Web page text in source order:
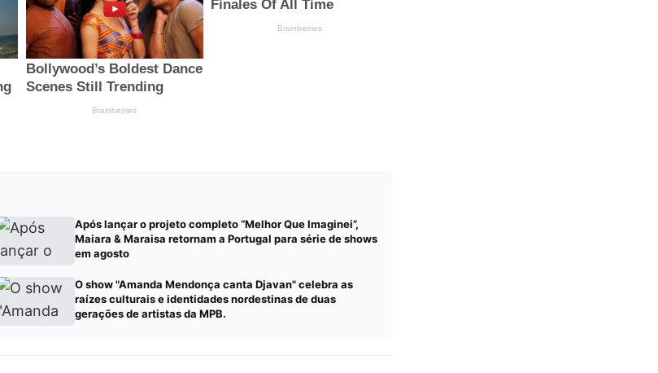
Após lançar o projeto completo “Melhor Que Imaginei”,
Maiara & Maraisa retornam a Portugal para série de shows
em agosto
O show "Amanda Mendonça canta Djavan" celebra as
raízes culturais e identidades nordestinas de duas
gerações de artistas da MPB.